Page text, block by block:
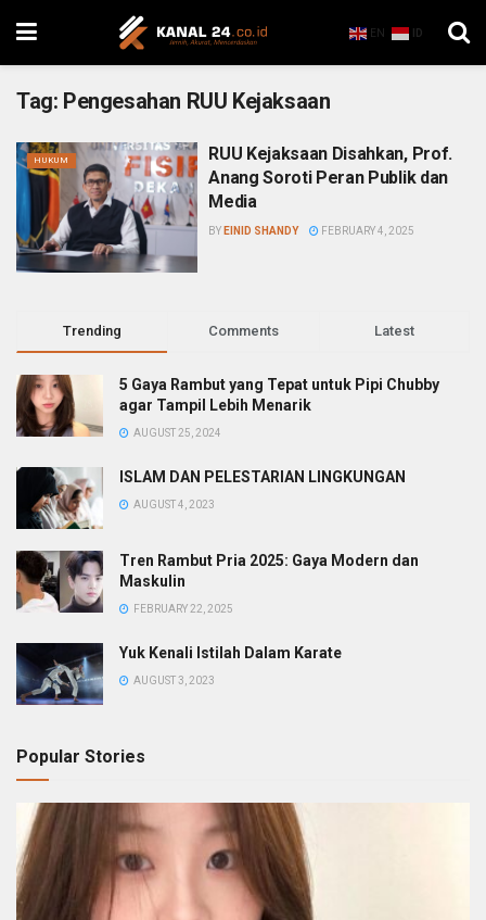
EN ID
Tag: Pengesahan RUU Kejaksaan
HUKUM
RUU Kejaksaan Disahkan, Prof.
Anang Soroti Peran Publik dan
Media
BY EINID SHANDY FEBRUARY 4, 2025
Trending Comments Latest
5 Gaya Rambut yang Tepat untuk Pipi Chubby
agar Tampil Lebih Menarik
AUGUST 25, 2024
ISLAM DAN PELESTARIAN LINGKUNGAN
AUGUST 4, 2023
Tren Rambut Pria 2025: Gaya Modern dan
Maskulin
FEBRUARY 22, 2025
Yuk Kenali Istilah Dalam Karate
AUGUST 3, 2023
Popular Stories